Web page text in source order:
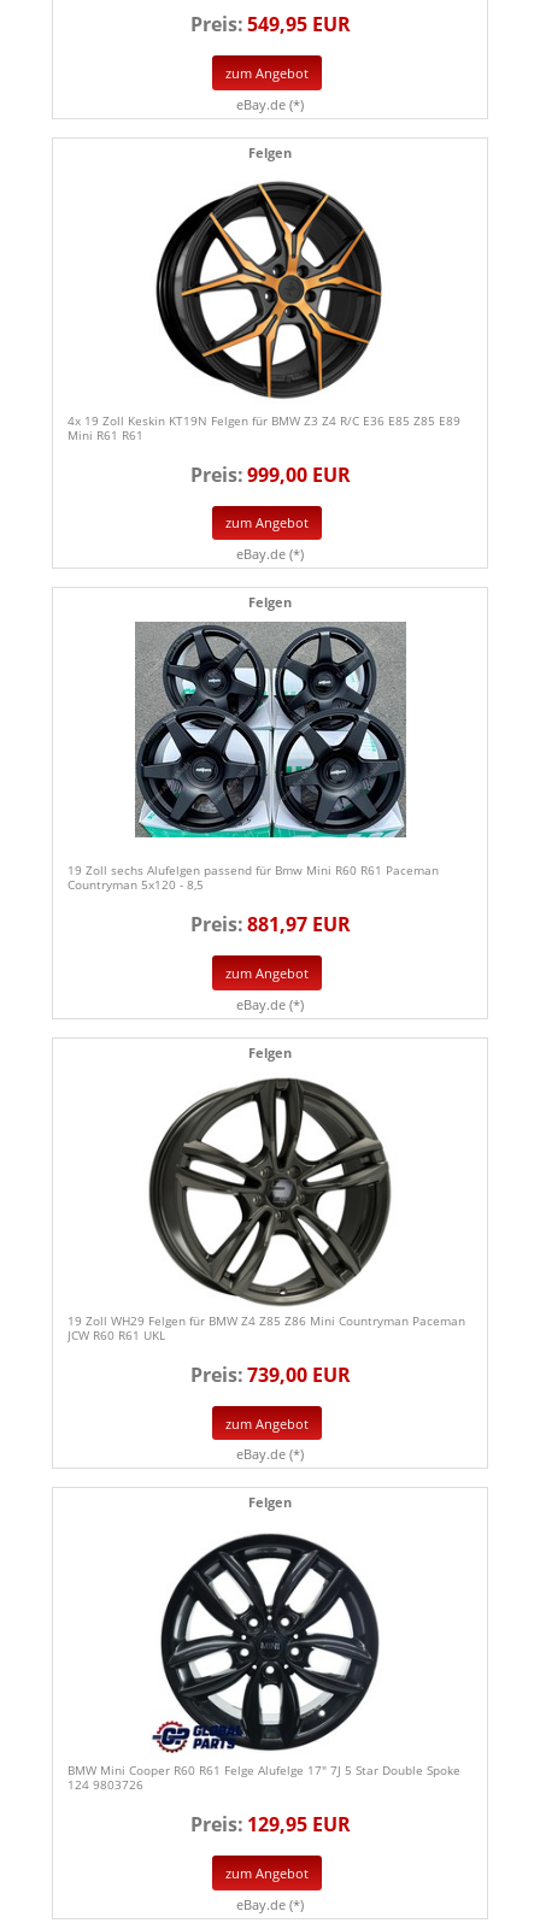
Preis:549,95 EUR
zum Angebot
eBay.de (*)
Felgen
4x 19 Zoll Keskin KT19N Felgen für BMW Z3 Z4 R/C E36 E85 Z85 E89
Mini R61 R61
Preis:999,00 EUR
zum Angebot
eBay.de (*)
Felgen
19 Zoll sechs Alufelgen passend für Bmw Mini R60 R61 Paceman
Countryman 5x120 - 8,5
Preis:881,97 EUR
zum Angebot
eBay.de (*)
Felgen
19 Zoll WH29 Felgen für BMW Z4 Z85 Z86 Mini Countryman Paceman
JCW R60 R61 UKL
Preis:739,00 EUR
zum Angebot
eBay.de (*)
Felgen
BMW Mini Cooper R60 R61 Felge Alufelge 17" 7J 5 Star Double Spoke
124 9803726
Preis: 129,95 EUR
zum Angebot
eBay.de (*)